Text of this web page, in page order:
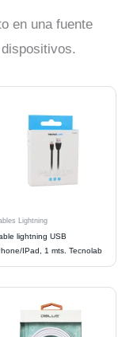
en una fuente
Lightning
lightning USB
IPad, 1 mts. Tecnolab